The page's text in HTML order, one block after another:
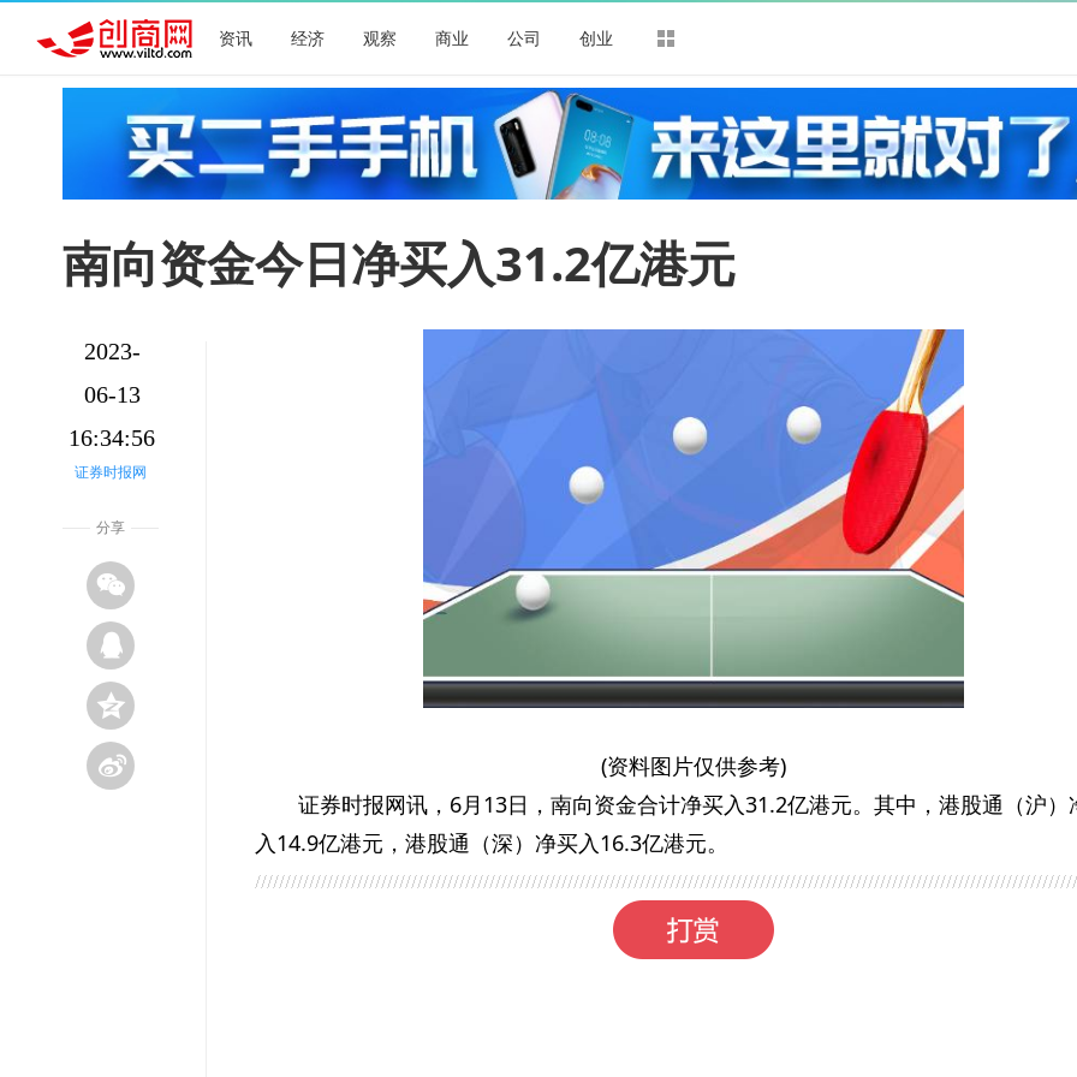
资讯 经济 观察 商业 公司 创业
南向资金今日净买入31.2亿港元
2023-
06-13
16:34:56
证券时报网
分享
(资料图片仅供参考)
证券时报网讯，6月13日，南向资金合计净买入31.2亿港元。其中，港股通（沪）
入14.9亿港元，港股通（深）净买入16.3亿港元。